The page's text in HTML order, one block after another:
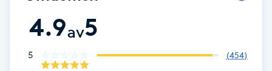
Fransar
Fransborttagning
4.9av5
5 (454)